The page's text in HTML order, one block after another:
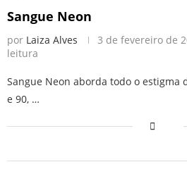
Sangue Neon
por Laiza Alves 3 de fevereiro de
leitura
Sangue Neon aborda todo o estigma
e 90, …